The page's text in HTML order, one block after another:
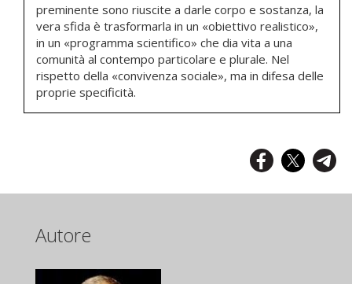
preminente sono riuscite a darle corpo e sostanza, la
vera sfida è trasformarla in un «obiettivo realistico»,
in un «programma scientifico» che dia vita a una
comunità al contempo particolare e plurale. Nel
rispetto della «convivenza sociale», ma in difesa delle
proprie specificità.
Autore